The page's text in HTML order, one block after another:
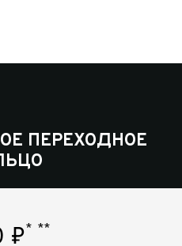
ПЕРЕХОДНОЕ
₽* **